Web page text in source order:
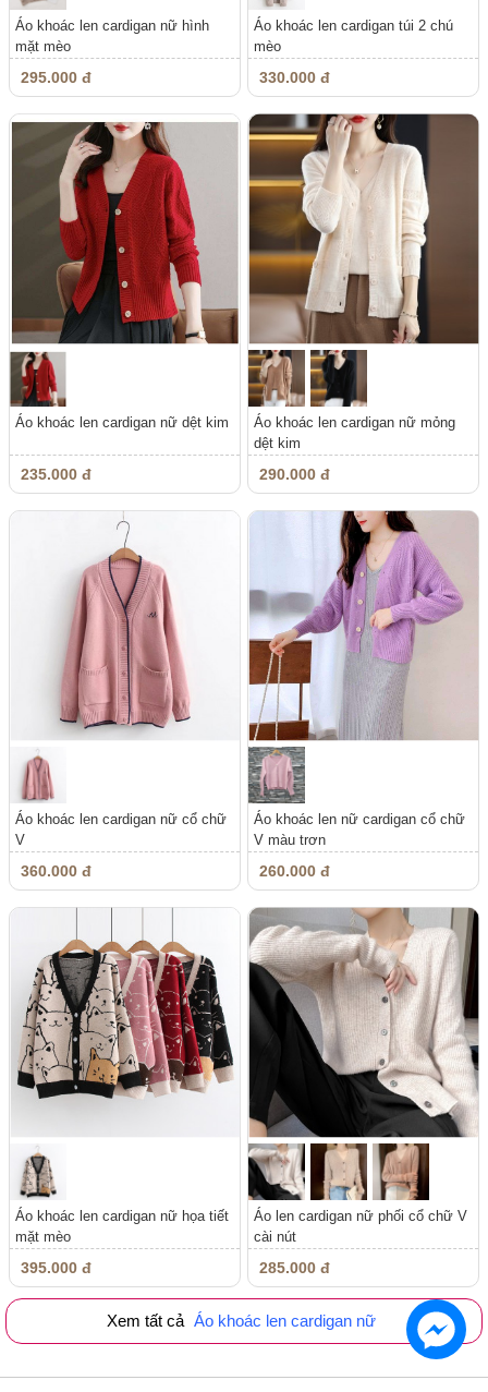
Áo khoác len cardigan nữ hình
mặt mèo
295.000 đ
Áo khoác len cardigan túi 2 chú
mèo
330.000 đ
Áo khoác len cardigan nữ dệt kim
235.000 đ
Áo khoác len cardigan nữ mỏng
dệt kim
290.000 đ
Áo khoác len cardigan nữ cổ chữ
V
360.000 đ
Áo khoác len nữ cardigan cổ chữ
V màu trơn
260.000 đ
Áo khoác len cardigan nữ họa tiết
mặt mèo
395.000 đ
Áo len cardigan nữ phối cổ chữ V
cài nút
285.000 đ
Xem tất cả Áo khoác len cardigan nữ